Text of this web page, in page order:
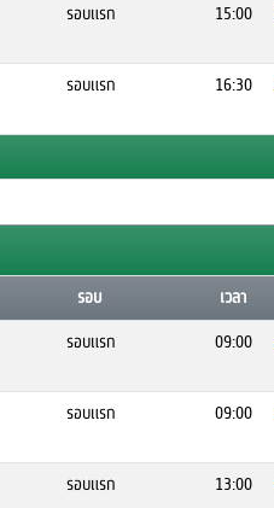
รอบแรก 15:00
รอบแรก 16:30
รอบ เวลา
รอบแรก 09:00
รอบแรก 09:00
รอบแรก 13:00